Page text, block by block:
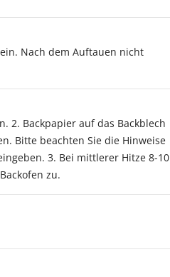
Nach dem Auftauen nicht
2. Backpapier auf das Backblech
Bitte beachten Sie die Hinweise
3. Bei mittlerer Hitze 8-10
zu.